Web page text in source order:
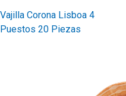
Vajilla Corona Lisboa 4
Puestos 20 Piezas